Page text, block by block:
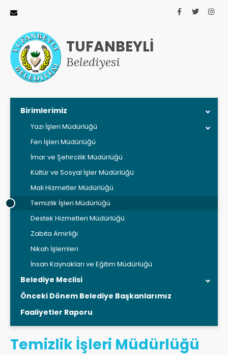
TUFANBEYLİ
Belediyesi
Birimlerimiz
Yazı İşleri Müdürlüğü
Fen İşleri Müdürlüğü
İmar ve Şehircilik Müdürlüğü
Kültür ve Sosyal İşler Müdürlüğü
Mali Hizmetler Müdürlüğü
Temizlik İşleri Müdürlüğü
Destek Hizmetleri Müdürlüğü
Zabıta Amirliği
Nikah İşlemleri
İnsan Kaynakları ve Eğitim Müdürlüğü
Belediye Meclisi
Önceki Dönem Belediye Başkanlarımız
Faaliyetler Raporu
Temizlik İşleri Müdürlüğü